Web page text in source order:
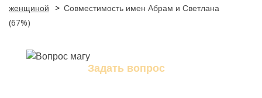
женщиной
> Совместимость имен Абрам и Светлана
(67%)
Задать вопрос